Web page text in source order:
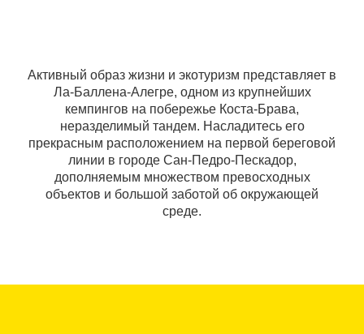
Активный образ жизни и экотуризм представляет в
Ла-Баллена-Алегре, одном из крупнейших
кемпингов на побережье Коста-Брава,
неразделимый тандем. Насладитесь его
прекрасным расположением на первой береговой
линии в городе Сан-Педро-Пескадор,
дополняемым множеством превосходных
объектов и большой заботой об окружающей
среде.